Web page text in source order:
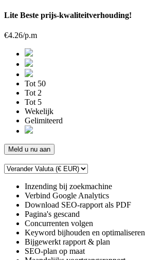
Lite Beste prijs-kwaliteitverhouding!
€4.26/p.m
Tot 50
Tot 2
Tot 5
Wekelijk
Gelimiteerd
Meld u nu aan
Inzending bij zoekmachine
Verbind Google Analytics
Download SEO-rapport als PDF
Pagina's gescand
Concurrenten volgen
Keyword bijhouden en optimaliseren
Bijgewerkt rapport & plan
SEO-plan op maat